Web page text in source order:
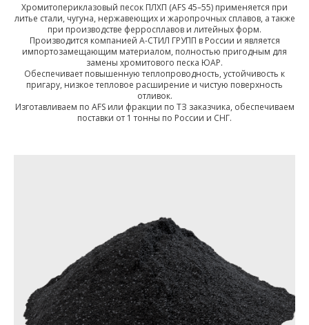
Хромитопериклазовый песок ПЛХП (AFS 45–55) применяется при
литье стали, чугуна, нержавеющих и жаропрочных сплавов, а также
при производстве ферросплавов и литейных форм.
Производится компанией А-СТИЛ ГРУПП в России и является
импортозамещающим материалом, полностью пригодным для
замены хромитового песка ЮАР.
Обеспечивает повышенную теплопроводность, устойчивость к
пригару, низкое тепловое расширение и чистую поверхность
отливок.
Изготавливаем по AFS или фракции по ТЗ заказчика, обеспечиваем
поставки от 1 тонны по России и СНГ.